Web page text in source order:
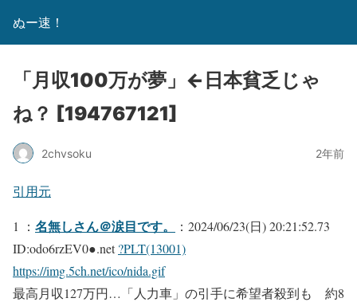
ぬー速！
「月収100万が夢」←日本貧乏じゃ
ね？ [194767121]
2chvsoku 2年前
引用元
1 ： 名無しさん＠涙目です。
：2024/06/23(日) 20:21:52.73
ID:odo6rzEV0●.net?PLT(13001)
https://img.5ch.net/ico/nida.gif
最高月収127万円…「人力車」の引手に希望者殺到も 約8